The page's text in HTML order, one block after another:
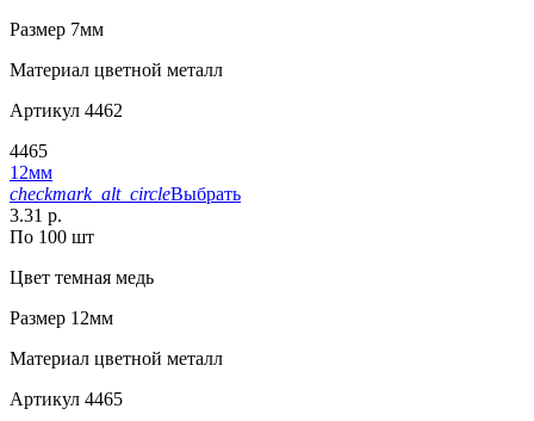
Размер 7мм
Материал цветной металл
Артикул 4462
4465
12мм
checkmark_alt_circleВыбрать
3.31 р.
По 100 шт
Цвет темная медь
Размер 12мм
Материал цветной металл
Артикул 4465